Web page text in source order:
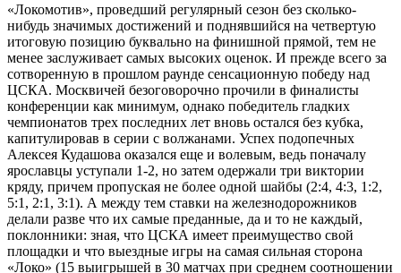
«Локомотив», проведший регулярный сезон без сколько-
нибудь значимых достижений и поднявшийся на четвертую
итоговую позицию буквально на финишной прямой, тем не
менее заслуживает самых высоких оценок. И прежде всего за
сотворенную в прошлом раунде сенсационную победу над
ЦСКА. Москвичей безоговорочно прочили в финалисты
конференции как минимум, однако победитель гладких
чемпионатов трех последних лет вновь остался без кубка,
капитулировав в серии с волжанами. Успех подопечных
Алексея Кудашова оказался еще и волевым, ведь поначалу
ярославцы уступали 1-2, но затем одержали три виктории
кряду, причем пропуская не более одной шайбы (2:4, 4:3, 1:2,
5:1, 2:1, 3:1). А между тем ставки на железнодорожников
делали разве что их самые преданные, да и то не каждый,
поклонники: зная, что ЦСКА имеет преимущество свой
площадки и что выездные игры на самая сильная сторона
«Локо» (15 выигрышей в 30 матчах при среднем соотношении